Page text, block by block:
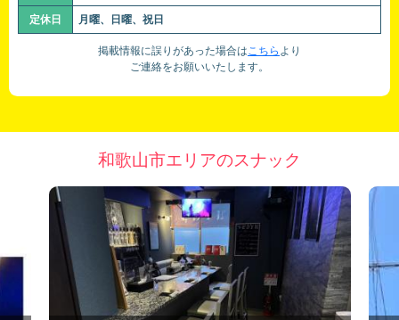
定休日 月曜、日曜、祝日
掲載情報に誤りがあった場合はこちら より
ご連絡をお願いいたします。
和歌山市エリアのスナック